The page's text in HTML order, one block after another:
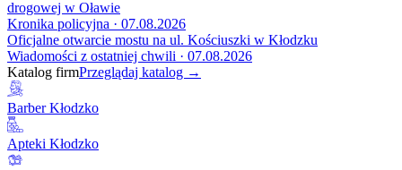
drogowej w Oławie
Kronika policyjna · 07.08.2026
Oficjalne otwarcie mostu na ul. Kościuszki w Kłodzku
Wiadomości z ostatniej chwili · 07.08.2026
Katalog firmPrzeglądaj katalog →
Barber Kłodzko
Apteki Kłodzko